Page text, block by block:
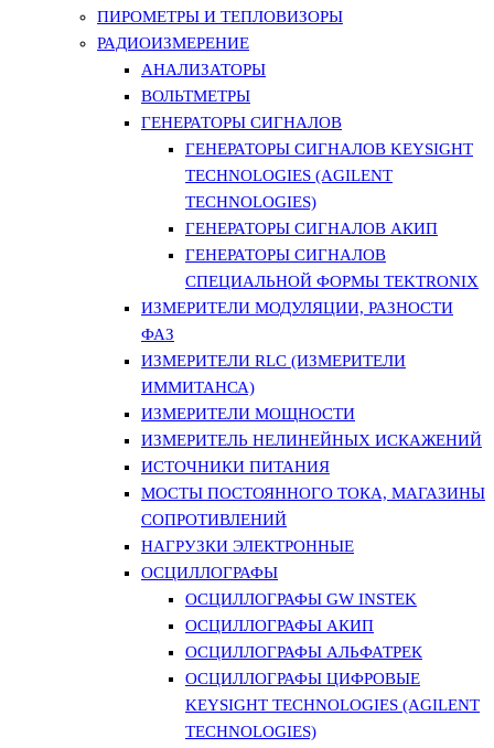
ПИРОМЕТРЫ И ТЕПЛОВИЗОРЫ
РАДИОИЗМЕРЕНИЕ
АНАЛИЗАТОРЫ
ВОЛЬТМЕТРЫ
ГЕНЕРАТОРЫ СИГНАЛОВ
ГЕНЕРАТОРЫ СИГНАЛОВ KEYSIGHT
TECHNOLOGIES (AGILENT
TECHNOLOGIES)
ГЕНЕРАТОРЫ СИГНАЛОВ АКИП
ГЕНЕРАТОРЫ СИГНАЛОВ
СПЕЦИАЛЬНОЙ ФОРМЫ TEKTRONIX
ИЗМЕРИТЕЛИ МОДУЛЯЦИИ, РАЗНОСТИ
ФАЗ
ИЗМЕРИТЕЛИ RLC (ИЗМЕРИТЕЛИ
ИММИТАНСА)
ИЗМЕРИТЕЛИ МОЩНОСТИ
ИЗМЕРИТЕЛЬ НЕЛИНЕЙНЫХ ИСКАЖЕНИЙ
ИСТОЧНИКИ ПИТАНИЯ
МОСТЫ ПОСТОЯННОГО ТОКА, МАГАЗИНЫ
СОПРОТИВЛЕНИЙ
НАГРУЗКИ ЭЛЕКТРОННЫЕ
ОСЦИЛЛОГРАФЫ
ОСЦИЛЛОГРАФЫ GW INSTEK
ОСЦИЛЛОГРАФЫ АКИП
ОСЦИЛЛОГРАФЫ АЛЬФАТРЕК
ОСЦИЛЛОГРАФЫ ЦИФРОВЫЕ
KEYSIGHT TECHNOLOGIES (AGILENT
TECHNOLOGIES)